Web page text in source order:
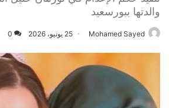
والدتها ببورسعيد
Mohamed Sayed 25 يونيو، 2026 0